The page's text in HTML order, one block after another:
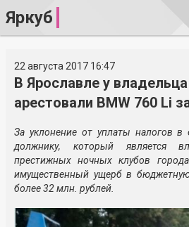
Яркуб
22 августа 2017 16:47
В Ярославле у
арестовали BMW 760 Li
За уклонение от уплаты налогов в
должнику, который является
престижных ночных клубов
имущественный ущерб в
более 32 млн. рублей.